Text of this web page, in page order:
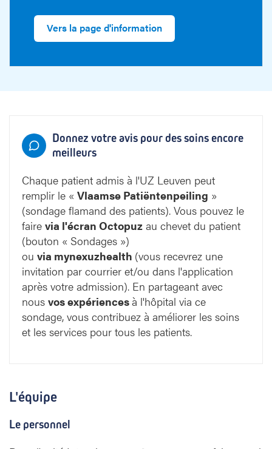
Vers la page d'information
Donnez votre avis pour des soins encore
meilleurs
Chaque patient admis à l'UZ Leuven peut
remplir le « Vlaamse Patiëntenpeiling »
(sondage flamand des patients). Vous pouvez le
faire via l'écran Octopuz au chevet du patient
(bouton « Sondages »)
ou via mynexuzhealth (vous recevrez une
invitation par courrier et/ou dans l'application
après votre admission). En partageant avec
nous vos expériencesà l'hôpital via ce
sondage, vous contribuez à améliorer les soins
et les services pour tous les patients.
L'équipe
Le personnel